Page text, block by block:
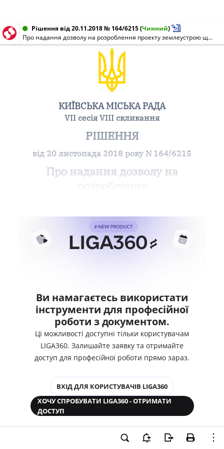
Рішення від 20.11.2018 № 164/6215(Чинний)
Про надання дозволу на розроблення проекту землеустрою щодо відведення земельної ділянки громадянину Дорофею Володимиру Григоровичу на вул. Луговій, 10, діл. 13 у Дарницькому районі м. Києва для ведення колективного садівництва
КИЇВСЬКА МІСЬКА РАДА
VII сесія VIII скликання
РІШЕННЯ
від 20 листопада 2018 року N 164/6215
Про надання дозволу на
Ви намагаєтесь використати
інструменти для професійної
роботи з документом.
Ці можливості доступні тільки користувачам
LIGA360. Залишайте заявку та отримайте
доступ для професійної роботи прямо зараз.
ВХІД ДЛЯ КОРИСТУВАЧІВ LIGA360
ХОЧУ СПРОБУВАТИ LIGA360 - ОТРИМАТИ
ДОСТУП
Законодавство та аналітика
Корпоративні документи